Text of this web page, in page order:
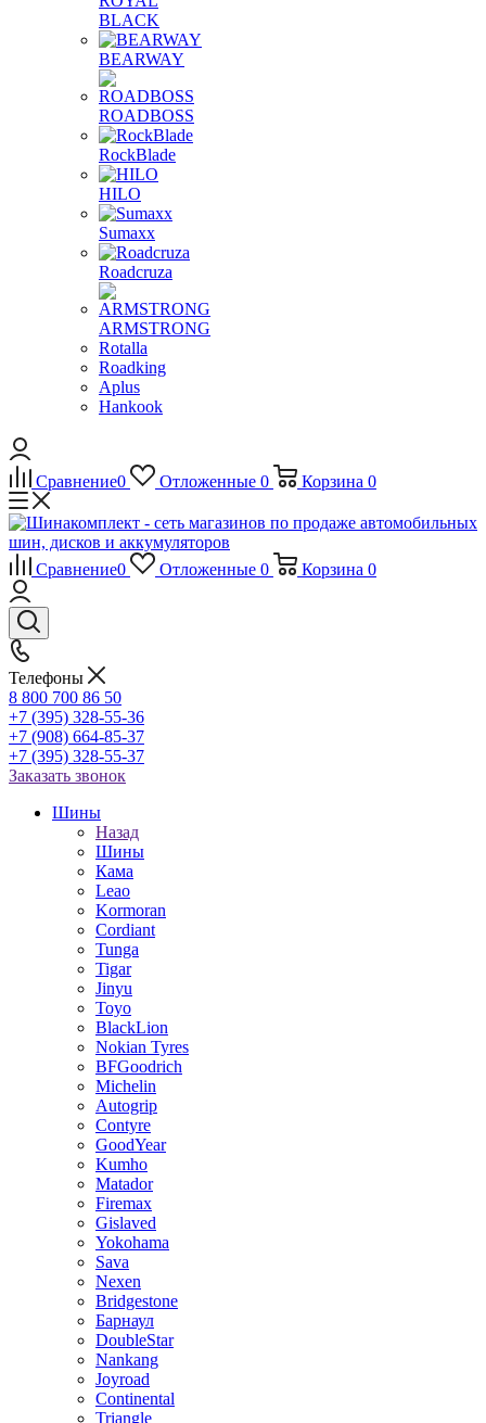
BLACK
BEARWAY
ROADBOSS
RockBlade
HILO
Sumaxx
Roadcruza
ARMSTRONG
Rotalla
Roadking
Aplus
Hankook
Сравнение0 Отложенные 0 Корзина 0
Сравнение0 Отложенные 0 Корзина 0
Телефоны
8 800 700 86 50
+7 (395) 328-55-36
+7 (908) 664-85-37
+7 (395) 328-55-37
Заказать звонок
Шины
Назад
Шины
Кама
Leao
Kormoran
Cordiant
Tunga
Tigar
Jinyu
Toyo
BlackLion
Nokian Tyres
BFGoodrich
Michelin
Autogrip
Contyre
GoodYear
Kumho
Matador
Firemax
Gislaved
Yokohama
Sava
Nexen
Bridgestone
Барнаул
DoubleStar
Nankang
Joyroad
Continental
Triangle